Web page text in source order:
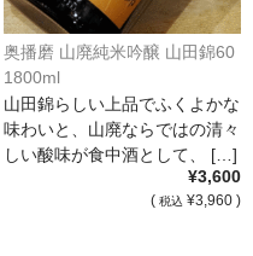
ﾞｬﾝﾎﾞﾝ）
ｰﾄ･ﾃﾞｭ･ﾛｰﾇ
（ｴｽﾃｻﾞﾙｸﾞ協同組合）
奥播磨 山廃純米吟醸 山田錦60
1800ml
山田錦らしい上品でふくよかな
味わいと、山廃ならではの清々
しい酸味が食中酒として、 […]
¥3,600
( 税込 ¥3,960 )